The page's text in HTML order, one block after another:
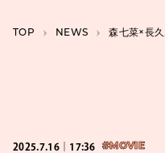
TOP NEWS 森七菜×長久允 映画『炎上』が
2025.7.16｜17:36 #MOVIE